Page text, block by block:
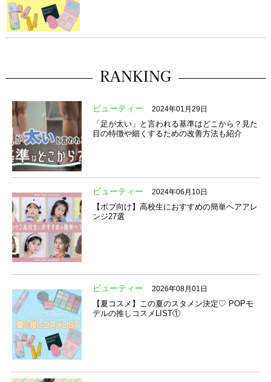
RANKING
ビューティー 2024年01月29日
「足が太い」と言われる基準はどこから？見た
目の特徴や細くするための改善方法も紹介
ビューティー 2024年06月10日
【ボブ向け】高校生におすすめの簡単ヘアアレ
ンジ27選
ビューティー 2026年08月01日
【夏コスメ】この夏のスタメン決定♡ POPモ
デルの推しコスメLIST①